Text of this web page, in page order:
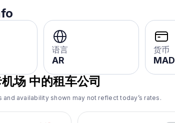
语言
AR
货币
MAD
场 中的租车公司
and availability shown may not reflect today’s rates.